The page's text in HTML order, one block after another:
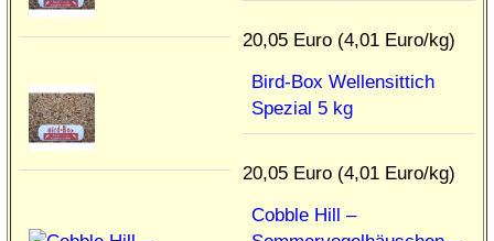
20,05 Euro (4,01 Euro/kg)
Bird-Box Wellensittich
Spezial 5 kg
20,05 Euro (4,01 Euro/kg)
Cobble Hill –